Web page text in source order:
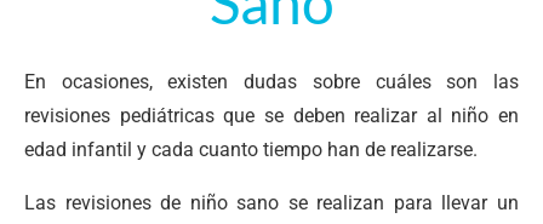
En ocasiones, existen dudas sobre cuáles son las
revisiones pediátricas que se deben realizar al niño en
edad infantil y cada cuanto tiempo han de realizarse.
Las revisiones de niño sano se realizan para llevar un